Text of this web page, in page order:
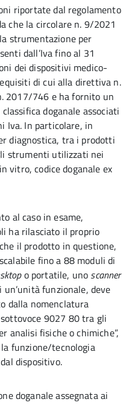
riportate dal regolamento
che la circolare n. 9/2021
strumentazione per
dall’Iva fino al 31
dei dispositivi medico-
di cui alla direttiva n.
2017/746 e ha fornito un
doganale associati
Iva. In particolare, in
diagnostica, tra i prodotti
strumenti utilizzati nei
vitro, codice doganale ex
al caso in esame,
ha rilasciato il proprio
il prodotto in questione,
fino a 88 moduli di
o portatile, uno scanner
un’unità funzionale, deve
dalla nomenclatura
9027 80 tra gli
analisi fisiche o chimiche”,
funzione/tecnologia
dispositivo.
doganale assegnata ai